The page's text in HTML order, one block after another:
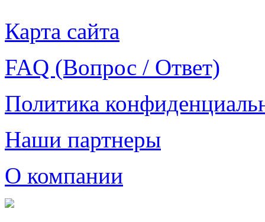
Карта сайта
FAQ (Вопрос / Ответ)
Политика
Наши партнеры
О компании